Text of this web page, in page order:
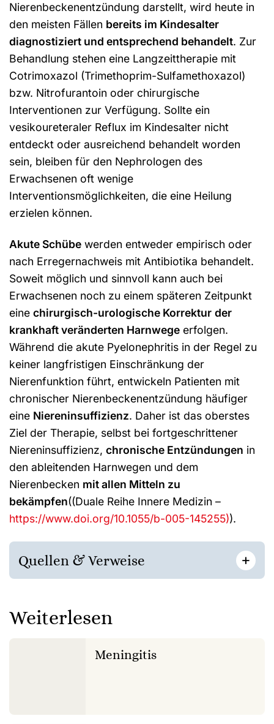
Nierenbeckenentzündung darstellt, wird heute in
den meisten Fällen bereits im Kindesalter
diagnostiziert und entsprechend behandelt. Zur
Behandlung stehen eine Langzeittherapie mit
Cotrimoxazol (Trimethoprim-Sulfamethoxazol)
bzw. Nitrofurantoin oder chirurgische
Interventionen zur Verfügung. Sollte ein
vesikoureteraler Reflux im Kindesalter nicht
entdeckt oder ausreichend behandelt worden
sein, bleiben für den Nephrologen des
Erwachsenen oft wenige
Interventionsmöglichkeiten, die eine Heilung
erzielen können.
Akute Schübe werden entweder empirisch oder
nach Erregernachweis mit Antibiotika behandelt.
Soweit möglich und sinnvoll kann auch bei
Erwachsenen noch zu einem späteren Zeitpunkt
eine chirurgisch-urologische Korrektur der
krankhaft veränderten Harnwege erfolgen.
Während die akute Pyelonephritis in der Regel zu
keiner langfristigen Einschränkung der
Nierenfunktion führt, entwickeln Patienten mit
chronischer Nierenbeckenentzündung häufiger
eine Niereninsuffizienz. Daher ist das oberstes
Ziel der Therapie, selbst bei fortgeschrittener
Niereninsuffizienz, chronische Entzündungen in
den ableitenden Harnwegen und dem
Nierenbecken mit allen Mitteln zu
bekämpfen((Duale Reihe Innere Medizin –
https://www.doi.org/10.1055/b-005-145255)).
Quellen & Verweise +
Weiterlesen
Meningitis